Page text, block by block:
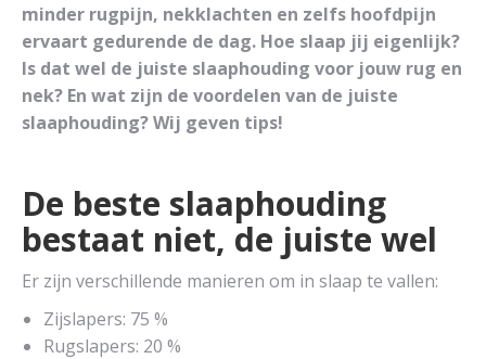
minder rugpijn, nekklachten en zelfs hoofdpijn
ervaart gedurende de dag. Hoe slaap jij eigenlijk?
Is dat wel de juiste slaaphouding voor jouw rug en
nek? En wat zijn de voordelen van de juiste
slaaphouding? Wij geven tips!
De beste slaaphouding
bestaat niet, de juiste wel
Er zijn verschillende manieren om in slaap te vallen:
Zijslapers: 75 %
Rugslapers: 20 %